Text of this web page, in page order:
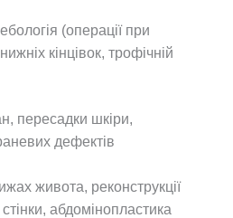
(операції при
кінцівок, трофічній
пересадки шкіри,
дефектів
живота, реконструкції
абдомінопластика